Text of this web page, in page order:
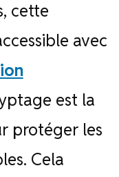
cette
avec
est la
protéger les
Cela